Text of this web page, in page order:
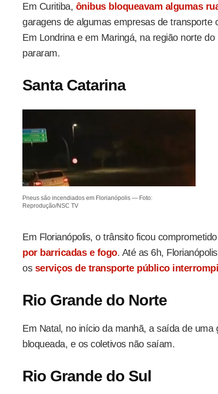
Em Curitiba, ônibus bloqueavam algumas
garagens de algumas empresas de transporte
Em Londrina e em Maringá, na região norte
pararam.
Santa Catarina
Pneus são incendiados em Florianópolis — Foto:
Reprodução/NSC TV
Em Florianópolis, o trânsito ficou
por barricadas e fogo. Até as 6h,
os serviços de transporte público
Rio Grande do Norte
Em Natal, no início da manhã, a saída de uma
bloqueada, e os coletivos não saíam.
Rio Grande do Sul